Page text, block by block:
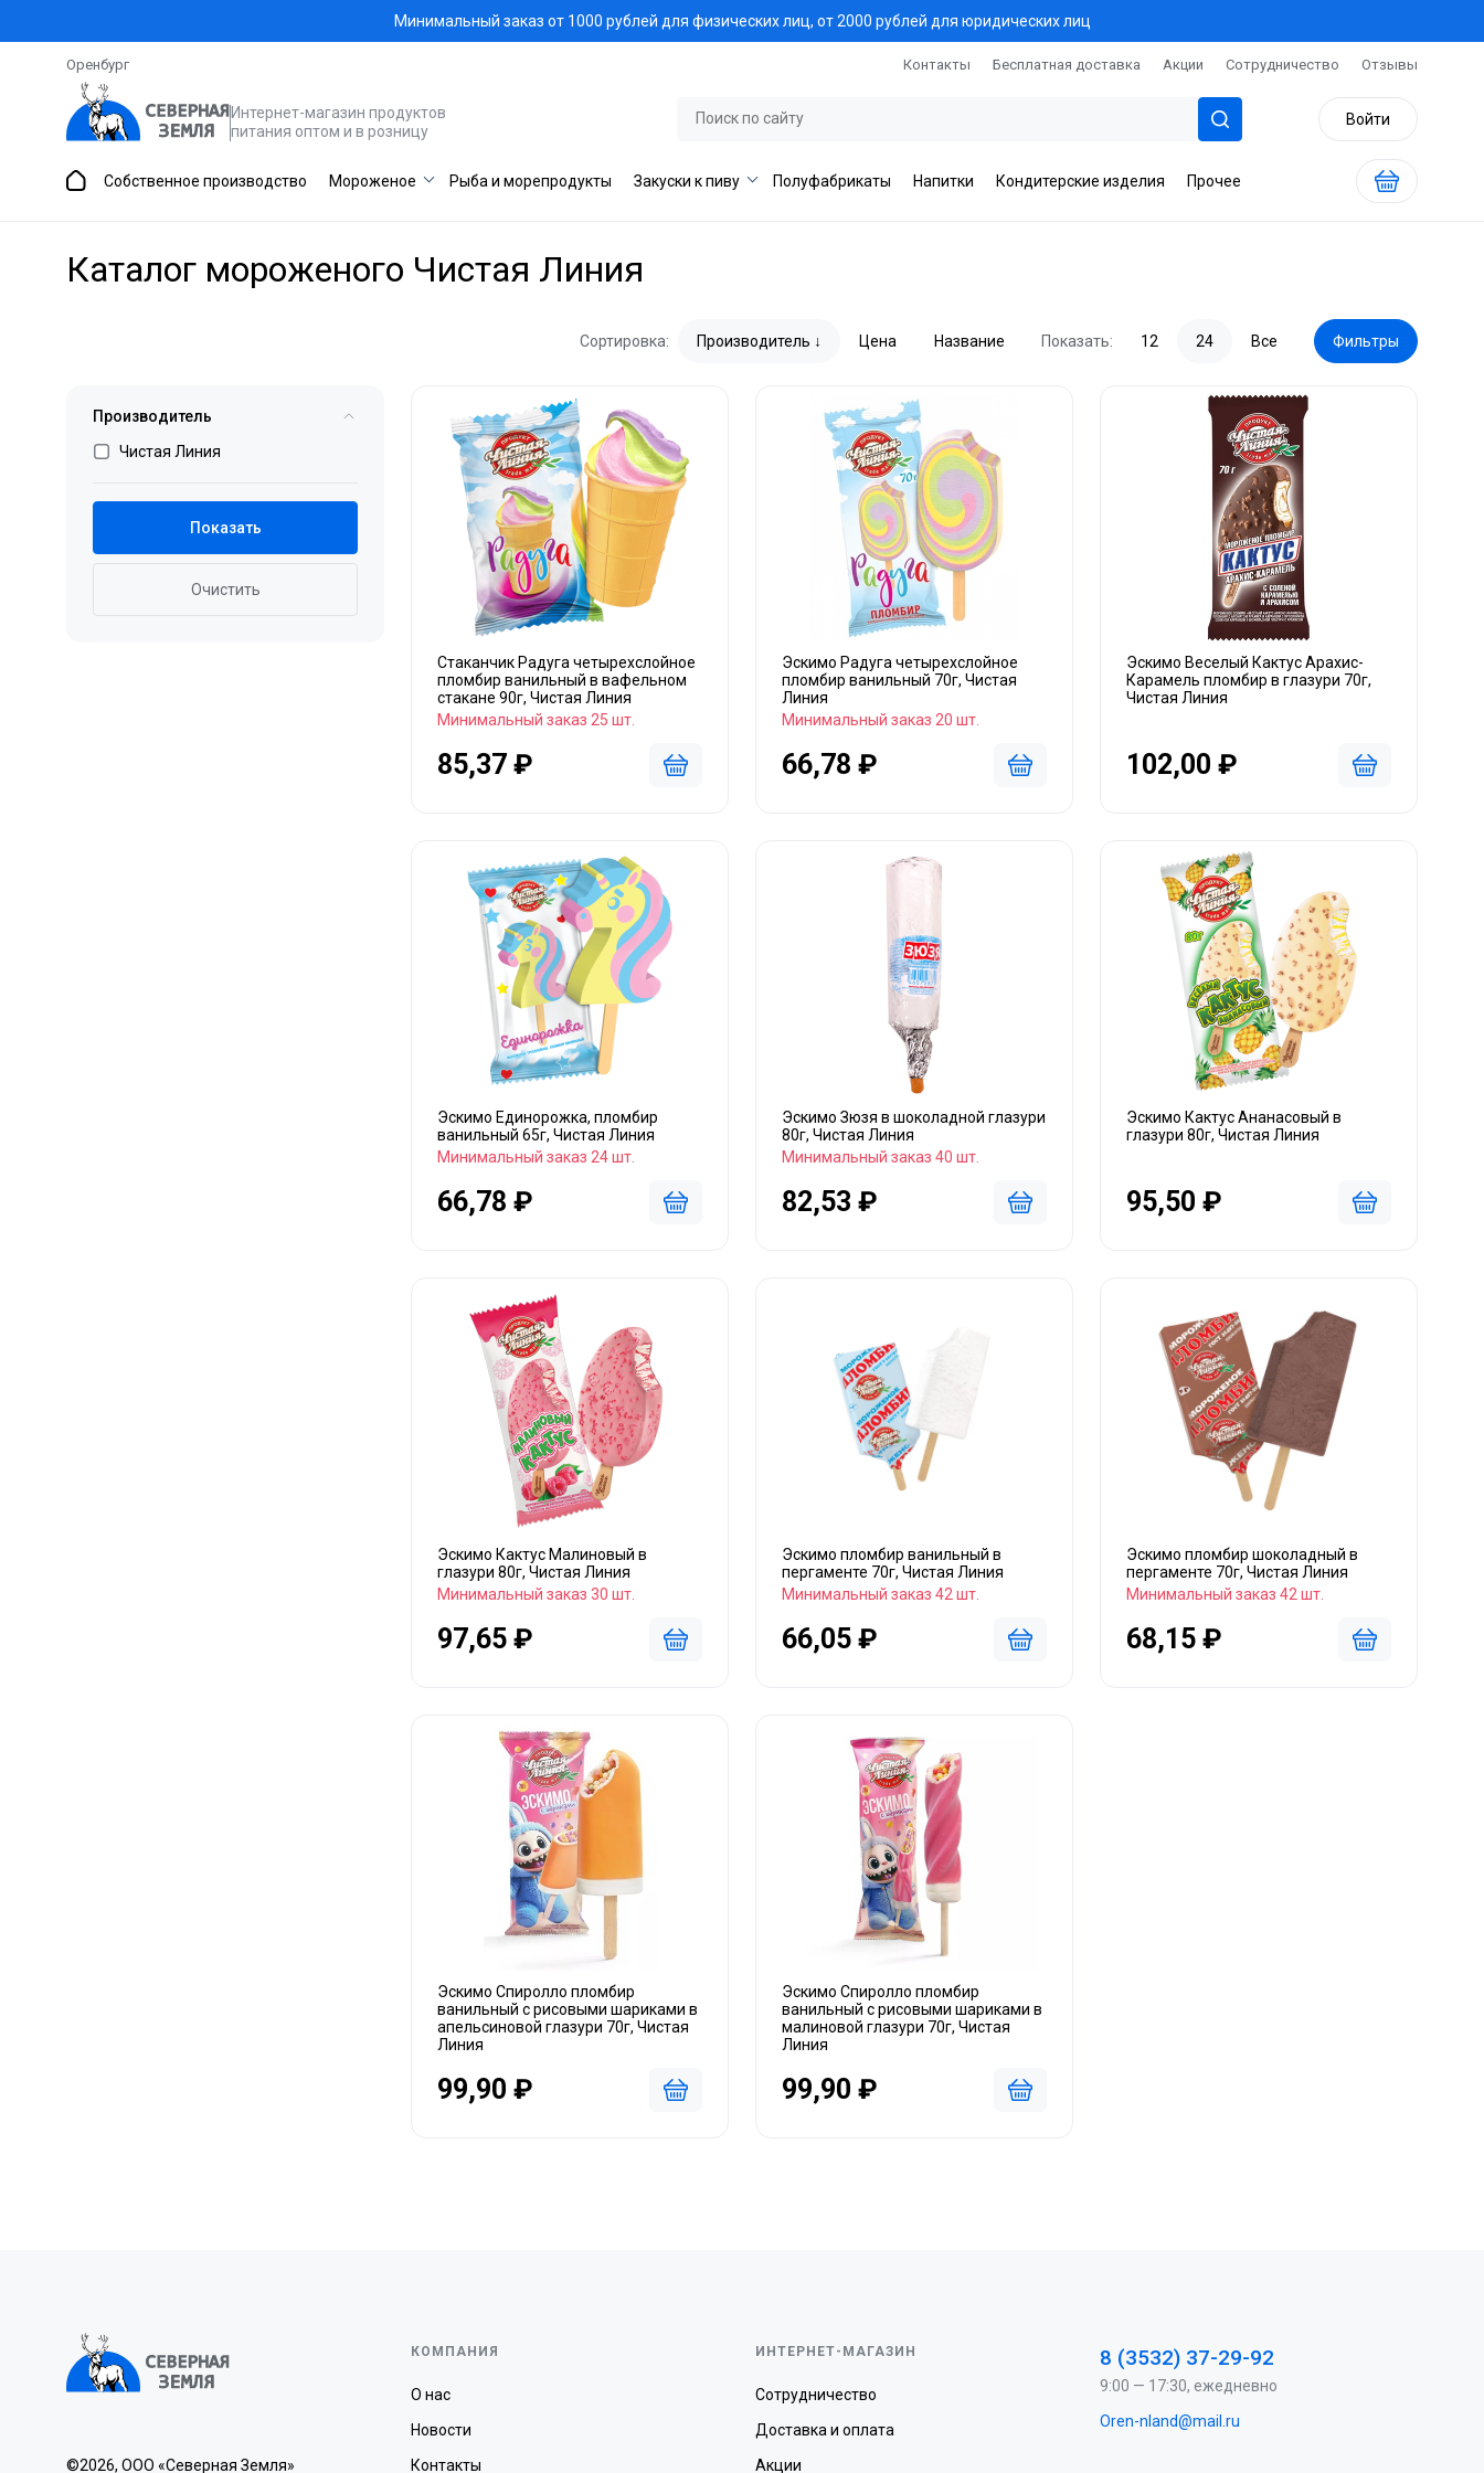
Минимальный заказ от 1000 рублей для физических лиц, от 2000 рублей для юридических лиц
Оренбург Контакты Бесплатная доставка Акции Сотрудничество Отзывы
Интернет-магазин продуктов
питания оптом и в розницу
Войти
Собственное производство Мороженое Рыба и морепродукты Закуски к пиву Полуфабрикаты Напитки Кондитерские изделия Прочее
Каталог мороженого Чистая Линия
Сортировка: Производитель Цена Название Показать: 12 24 Все Фильтры
Производитель
Чистая Линия
Показать
Очистить
Стаканчик Радуга четырехслойное
пломбир ванильный в вафельном
стакане 90г, Чистая Линия
Минимальный заказ 25 шт.
85,37 ₽
Эскимо Радуга четырехслойное
пломбир ванильный 70г, Чистая
Линия
Минимальный заказ 20 шт.
66,78 ₽
Эскимо Веселый Кактус Арахис-
Карамель пломбир в глазури 70г,
Чистая Линия
102,00 ₽
Эскимо Единорожка, пломбир
ванильный 65г, Чистая Линия
Минимальный заказ 24 шт.
66,78 ₽
Эскимо Зюзя в шоколадной глазури
80г, Чистая Линия
Минимальный заказ 40 шт.
82,53 ₽
Эскимо Кактус Ананасовый в
глазури 80г, Чистая Линия
95,50 ₽
Эскимо Кактус Малиновый в
глазури 80г, Чистая Линия
Минимальный заказ 30 шт.
97,65 ₽
Эскимо пломбир ванильный в
пергаменте 70г, Чистая Линия
Минимальный заказ 42 шт.
66,05 ₽
Эскимо пломбир шоколадный в
пергаменте 70г, Чистая Линия
Минимальный заказ 42 шт.
68,15 ₽
Эскимо Спиролло пломбир
ванильный с рисовыми шариками в
апельсиновой глазури 70г, Чистая
Линия
99,90 ₽
Эскимо Спиролло пломбир
ванильный с рисовыми шариками в
малиновой глазури 70г, Чистая
Линия
99,90 ₽
©2026, ООО «Северная Земля»
КОМПАНИЯ
О нас
Новости
Контакты
ИНТЕРНЕТ-МАГАЗИН
Сотрудничество
Доставка и оплата
Акции
8 (3532) 37-29-92
9:00 — 17:30, ежедневно
Oren-nland@mail.ru